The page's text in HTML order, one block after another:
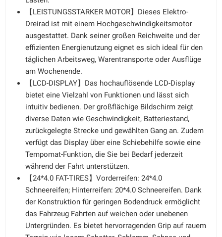
【LEISTUNGSSTARKER MOTOR】Dieses Elektro-
Dreirad ist mit einem Hochgeschwindigkeitsmotor
ausgestattet. Dank seiner großen Reichweite und der
effizienten Energienutzung eignet es sich ideal für den
täglichen Arbeitsweg, Warentransporte oder Ausflüge
am Wochenende.
【LCD-DISPLAY】Das hochauflösende LCD-Display
bietet eine Vielzahl von Funktionen und lässt sich
intuitiv bedienen. Der großflächige Bildschirm zeigt
diverse Daten wie Geschwindigkeit, Batteriestand,
zurückgelegte Strecke und gewählten Gang an. Zudem
verfügt das Display über eine Schiebehilfe sowie eine
Tempomat-Funktion, die Sie bei Bedarf jederzeit
während der Fahrt unterstützen.
【24*4.0 FAT-TIRES】Vorderreifen: 24*4.0
Schneereifen; Hinterreifen: 20*4.0 Schneereifen. Dank
der Konstruktion für geringen Bodendruck ermöglicht
das Fahrzeug Fahrten auf weichen oder unebenen
Untergründen. Es bietet hervorragenden Grip auf rauem